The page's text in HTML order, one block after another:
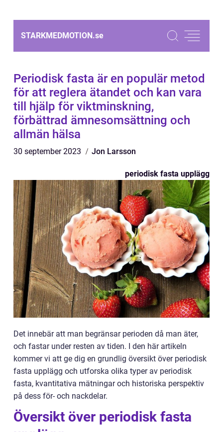
STARKMEDMOTION.se
Periodisk fasta är en populär metod
för att reglera ätandet och kan vara
till hjälp för viktminskning,
förbättrad ämnesomsättning och
allmän hälsa
30 september 2023 Jon Larsson
periodisk fasta upplägg
Det innebär att man begränsar perioden då man äter,
och fastar under resten av tiden. I den här artikeln
kommer vi att ge dig en grundlig översikt över periodisk
fasta upplägg och utforska olika typer av periodisk
fasta, kvantitativa mätningar och historiska perspektiv
på dess för- och nackdelar.
Översikt över periodisk fasta